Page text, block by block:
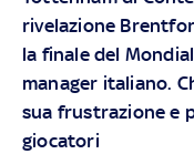
rivelazione
la finale del
manager italiano.
sua frustrazione e
giocatori